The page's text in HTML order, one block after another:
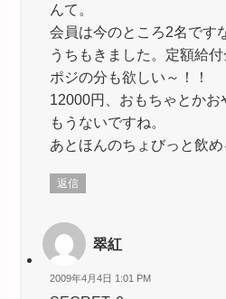
んて。
会員は今のところ2名です
うちもきました。定額給付
ポジの分も欲しい～！！
12000円、おもちゃとかお
もうないですね。
あとほんのちょびっと飲め
返信
翠紅
2009年4月4日 1:01 PM